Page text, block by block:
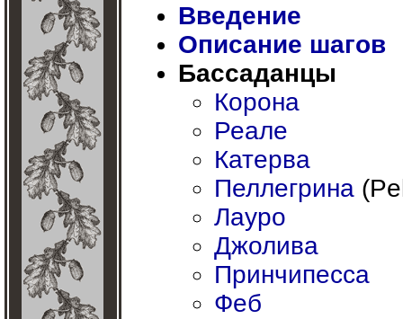
Введение
Описание шагов
Бассаданцы
Корона
Реале
Катерва
Пеллегрина
Лауро
Джолива
Принчипесса
Феб